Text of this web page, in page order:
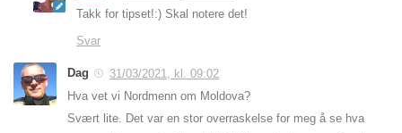
Takk for tipset!:) Skal notere det!
Svar
Dag
31/03/2021, kl. 09:02
Hva vet vi Nordmenn om Moldova?
Svært lite. Det var en stor overraskelse for meg å se hva